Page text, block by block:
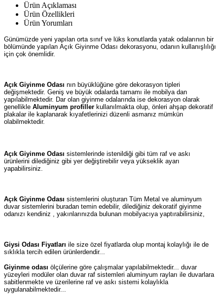
Ürün Açıklaması
Ürün Özellikleri
Ürün Yorumları
Günümüzde yeni yapılan orta sınıf ve lüks konutlarda yatak odalarının bir
bölümünde yapılan Açık Giyinme Odası dekorasyonu, odanın kullanışlılığı
için çok önemlidir.
Açık Giyinme Odası nın büyüklüğüne göre dekorasyon tipleri
değişmektedir. Geniş ve büyük odalarda tamamı ile mobilya dan
yapılabilmektedir. Dar olan giyinme odalarında ise dekorasyon olarak
genellikle Aluminyum profiller kullanılmakta olup, önleri ahşap dekoratif
plakalar ile kaplanarak kıyafetlerinizi düzenli asmanız mümkün
olabilmektedir.
Açık Giyinme Odası sistemlerinde istenildiği gibi tüm raf ve askı
ürünlerini dilediğiniz gibi yer değiştirebilir veya yükseklik ayarı
yapabilirsiniz.
Açık Giyinme Odası sistemlerini oluşturan Tüm Metal ve aluminyum
duvar sistemlerini buradan temin edebilir, dilediğiniz dekoratif giyinme
odanızı kendiniz , yakınlarınızda bulunan mobilyacıya yaptırabilirsiniz,
Giysi Odası Fiyatları ile size özel fiyatlarda olup montaj kolaylığı ile de
sıklıkla tercih edilen ürünlerdendir...
Giyinme odası ölçülerine göre çalışmalar yapılabilmektedir... duvar
yüzeyleri modüler olan duvar raf sistemleri aluminyum rayları ile duvarlara
sabitlenmekte ve üzerilerine raf ve askı sistemi kolaylıkla
uygulanabilmektedir...